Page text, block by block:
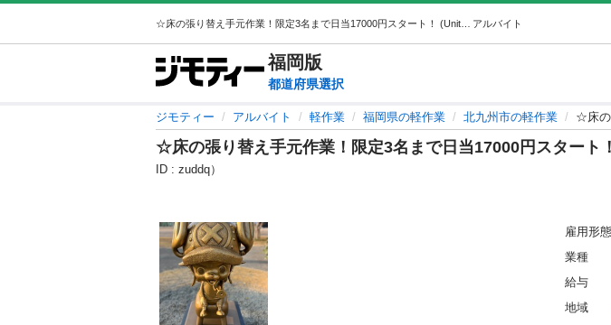
アルバイト
福岡版
都道府県選択
ジモティー アルバイト 軽作業 福岡県の軽作業 北九州市の軽作業 ☆床の
☆床の張り替え手元作業！限定3名まで日当17000円スタート！
ID : zuddq）
雇用形態
業種
給与
地域